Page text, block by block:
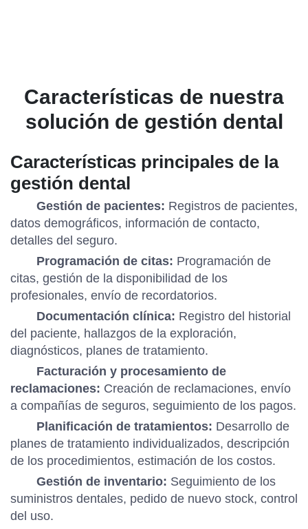
Características de nuestra
solución de gestión dental
Características principales de la
gestión dental
Gestión de pacientes: Registros de pacientes,
datos demográficos, información de contacto,
detalles del seguro.
Programación de citas: Programación de
citas, gestión de la disponibilidad de los
profesionales, envío de recordatorios.
Documentación clínica: Registro del historial
del paciente, hallazgos de la exploración,
diagnósticos, planes de tratamiento.
Facturación y procesamiento de
reclamaciones: Creación de reclamaciones, envío
a compañías de seguros, seguimiento de los pagos.
Planificación de tratamientos: Desarrollo de
planes de tratamiento individualizados, descripción
de los procedimientos, estimación de los costos.
Gestión de inventario: Seguimiento de los
suministros dentales, pedido de nuevo stock, control
del uso.